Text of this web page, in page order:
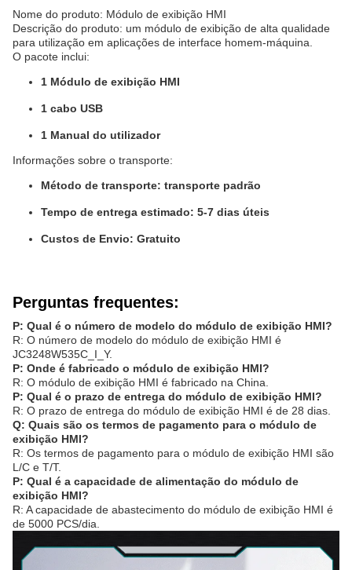
Nome do produto: Módulo de exibição HMI
Descrição do produto: um módulo de exibição de alta qualidade
para utilização em aplicações de interface homem-máquina.
O pacote inclui:
1 Módulo de exibição HMI
1 cabo USB
1 Manual do utilizador
Informações sobre o transporte:
Método de transporte: transporte padrão
Tempo de entrega estimado: 5-7 dias úteis
Custos de Envio: Gratuito
Perguntas frequentes:
P: Qual é o número de modelo do módulo de exibição HMI?
R: O número de modelo do módulo de exibição HMI é
JC3248W535C_I_Y.
P: Onde é fabricado o módulo de exibição HMI?
R: O módulo de exibição HMI é fabricado na China.
P: Qual é o prazo de entrega do módulo de exibição HMI?
R: O prazo de entrega do módulo de exibição HMI é de 28 dias.
Q: Quais são os termos de pagamento para o módulo de
exibição HMI?
R: Os termos de pagamento para o módulo de exibição HMI são
L/C e T/T.
P: Qual é a capacidade de alimentação do módulo de
exibição HMI?
R: A capacidade de abastecimento do módulo de exibição HMI é
de 5000 PCS/dia.